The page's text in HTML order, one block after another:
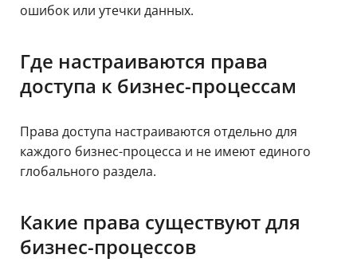
ошибок или утечки данных.
Где настраиваются права
доступа к бизнес-процессам
Права доступа настраиваются отдельно для
каждого бизнес-процесса и не имеют единого
глобального раздела.
Какие права существуют для
бизнес-процессов